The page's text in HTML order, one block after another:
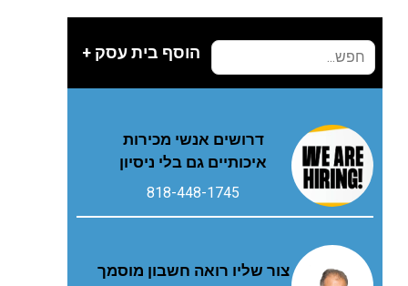
הוסף בית עסק +
דרושים אנשי מכירות
איכותיים גם בלי ניסיון
818-448-1745
צור שליו רואה חשבון מוסמך